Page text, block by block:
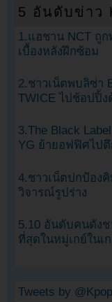
5 อันดับข่าว
1.แฮชาน NCT ถู
เบื้องหลังฝึกซ้อม
2.ชาวเน็ตพบลิซ่า
TWICE ไปช้อปปิ้ง
3.The Black
YG ย้ายอฟฟิศไป
4.ชาวเน็ตปกป้อง
วิจารณ์รูปร่าง
5.10 อันดับคนดัง
ที่สุดในหมู่เกย์ในเ
Tweets by